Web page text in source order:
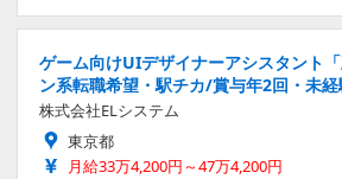
ゲーム向けUIデザイナーアシスタント
ン系転職希望・駅チカ/賞与年2回・未
株式会社ELシステム
東京都
月給33万4,200円～47万4,200円